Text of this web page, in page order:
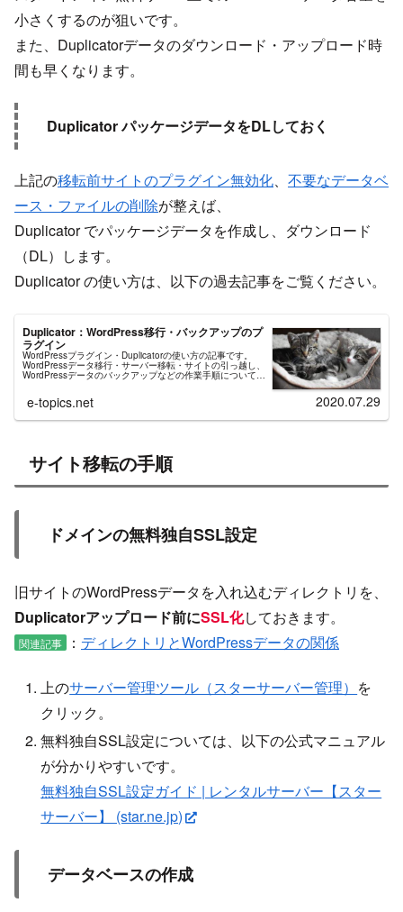
小さくするのが狙いです。
また、Duplicatorデータのダウンロード・アップロード時
間も早くなります。
Duplicator パッケージデータをDLしておく
上記の移転前サイトのプラグイン無効化、 不要なデータベ
ース・ファイルの削除が整えば、
Duplicator でパッケージデータを作成し、ダウンロード
（DL）します。
Duplicator の使い方は、以下の過去記事をご覧ください。
Duplicator：WordPress移行・バックアップのプ
ラグイン
WordPressプラグイン・Duplicatorの使い方の記事です。
WordPressデータ移行・サーバー移転・サイトの引っ越し、
WordPressデータのバックアップなどの作業手順について説
e-topics.net 2020.07.29
サイト移転の手順
ドメインの無料独自SSL設定
旧サイトのWordPressデータを入れ込むディレクトリを、
Duplicatorアップロード前にSSL化しておきます。
関連記事 ： ディレクトリとWordPressデータの関係
上のサーバー管理ツール（スターサーバー管理） を
クリック。
無料独自SSL設定については、以下の公式マニュアル
が分かりやすいです。
無料独自SSL設定ガイド | レンタルサーバー【スター
サーバー】 (star.ne.jp)
データベースの作成